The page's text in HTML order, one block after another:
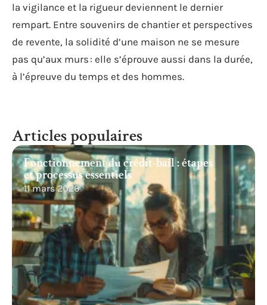
la vigilance et la rigueur deviennent le dernier
rempart. Entre souvenirs de chantier et perspectives
de revente, la solidité d’une maison ne se mesure
pas qu’aux murs : elle s’éprouve aussi dans la durée,
à l’épreuve du temps et des hommes.
Articles populaires
Fonctionnement du crédit-bail : étapes
et processus essentiels
11 mars 2026